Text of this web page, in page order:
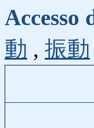
動 , 振動